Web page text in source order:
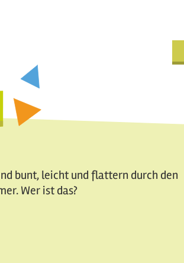
bunt, leicht und flattern durch den
Wer ist das?